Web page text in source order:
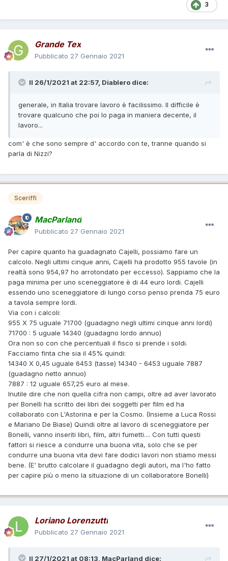
3
Grande Tex
Pubblicato 27 Gennaio 2021
Il 26/1/2021 at 22:57, Diablero dice:
generale, in Italia trovare lavoro è facilissimo. Il difficile è
trovare qualcuno che poi lo paga in maniera decente, il
lavoro...
com' è che sono sempre d' accordo con te, tranne quando si
parla di Nizzi?
Sceriffi
MacParland
Pubblicato 27 Gennaio 2021
Per capire quanto ha guadagnato Cajelli, possiamo fare un
calcolo. Negli ultimi cinque anni, Cajelli ha prodotto 955 tavole (in
realtà sono 954,97 ho arrotondato per eccesso). Sappiamo che la
paga minima per uno sceneggiatore è di 44 euro lordi. Cajelli
essendo uno sceneggiatore di lungo corso penso prenda 75 euro
a tavola sempre lordi.
Via con i calcoli:
955 X 75 uguale 71700 (guadagno negli ultimi cinque anni lordi)
71700 : 5 uguale 14340 (guadagno lordo annuo)
Ora non so con che percentuali il fisco si prende i soldi.
Facciamo finta che sia il 45% quindi:
14340 X 0,45 uguale 6453 (tasse) 14340 - 6453 uguale 7887
(guadagno netto annuo)
7887 : 12 uguale 657,25 euro al mese.
Inutile dire che non quella cifra non campi, oltre ad aver lavorato
per Bonelli ha scritto dei libri dei soggetti per film ed ha
collaborato con L'Astorina e per la Cosmo. (Insieme a Luca Rossi
e Mariano De Biase) Quindi oltre al lavoro di sceneggiatore per
Bonelli, vanno inseriti libri, film, altri fumetti.... Con tutti questi
fattori si riesce a condurre una buona vita, solo che se per
condurre una buona vita devi fare dodici lavori non stiamo messi
bene. (E' brutto calcolare il guadagno degli autori, ma l'ho fatto
per capire più o meno la situazione di un collaboratore Bonelli)
Loriano Lorenzutti
Pubblicato 27 Gennaio 2021
Il 27/1/2021 at 08:13, MacParland dice: